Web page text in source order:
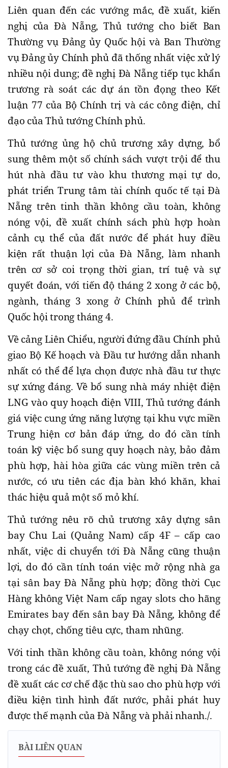
Liên quan đến các vướng mắc, đề xuất, kiến
nghị của Đà Nẵng, Thủ tướng cho biết Ban
Thường vụ Đảng ủy Quốc hội và Ban Thường
vụ Đảng ủy Chính phủ đã thống nhất việc xử lý
nhiều nội dung; đề nghị Đà Nẵng tiếp tục khẩn
trương rà soát các dự án tồn đọng theo Kết
luận 77 của Bộ Chính trị và các công điện, chỉ
đạo của Thủ tướng Chính phủ.
Thủ tướng ủng hộ chủ trương xây dựng, bổ
sung thêm một số chính sách vượt trội để thu
hút nhà đầu tư vào khu thương mại tự do,
phát triển Trung tâm tài chính quốc tế tại Đà
Nẵng trên tinh thần không cầu toàn, không
nóng vội, đề xuất chính sách phù hợp hoàn
cảnh cụ thể của đất nước để phát huy điều
kiện rất thuận lợi của Đà Nẵng, làm nhanh
trên cơ sở coi trọng thời gian, trí tuệ và sự
quyết đoán, với tiến độ tháng 2 xong ở các bộ,
ngành, tháng 3 xong ở Chính phủ để trình
Quốc hội trong tháng 4.
Về cảng Liên Chiểu, người đứng đầu Chính phủ
giao Bộ Kế hoạch và Đầu tư hướng dẫn nhanh
nhất có thể để lựa chọn được nhà đầu tư thực
sự xứng đáng. Về bổ sung nhà máy nhiệt điện
LNG vào quy hoạch điện VIII, Thủ tướng đánh
giá việc cung ứng năng lượng tại khu vực miền
Trung hiện cơ bản đáp ứng, do đó cần tính
toán kỹ việc bổ sung quy hoạch này, bảo đảm
phù hợp, hài hòa giữa các vùng miền trên cả
nước, có ưu tiên các địa bàn khó khăn, khai
thác hiệu quả một số mỏ khí.
Thủ tướng nêu rõ chủ trương xây dựng sân
bay Chu Lai (Quảng Nam) cấp 4F – cấp cao
nhất, việc di chuyển tới Đà Nẵng cũng thuận
lợi, do đó cần tính toán việc mở rộng nhà ga
tại sân bay Đà Nẵng phù hợp; đồng thời Cục
Hàng không Việt Nam cấp ngay slots cho hãng
Emirates bay đến sân bay Đà Nẵng, không để
chạy chọt, chống tiêu cực, tham nhũng.
Với tinh thần không cầu toàn, không nóng vội
trong các đề xuất, Thủ tướng đề nghị Đà Nẵng
đề xuất các cơ chế đặc thù sao cho phù hợp với
điều kiện tình hình đất nước, phải phát huy
được thế mạnh của Đà Nẵng và phải nhanh./.
BÀI LIÊN QUAN